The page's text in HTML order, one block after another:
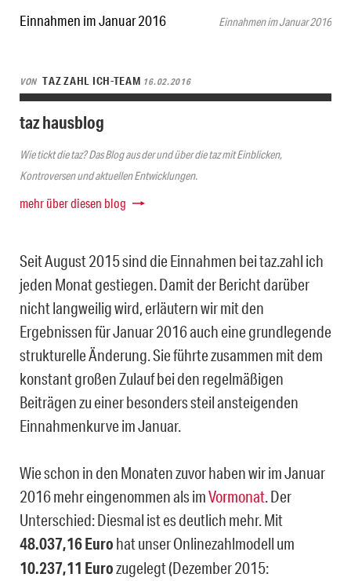
Einnahmen im Januar 2016 Einnahmen im Januar 2016
VON TAZ ZAHL ICH-TEAM 16.02.2016
taz hausblog
Wie tickt die taz? Das Blog aus der und über die taz mit Einblicken,
Kontroversen und aktuellen Entwicklungen.
mehr über diesen blog
Seit August 2015 sind die Einnahmen bei taz.zahl ich
jeden Monat gestiegen. Damit der Bericht darüber
nicht langweilig wird, erläutern wir mit den
Ergebnissen für Januar 2016 auch eine grundlegende
strukturelle Änderung. Sie führte zusammen mit dem
konstant großen Zulauf bei den regelmäßigen
Beiträgen zu einer besonders steil ansteigenden
Einnahmenkurve im Januar.
Wie schon in den Monaten zuvor haben wir im Januar
2016 mehr eingenommen als imVormonat. Der
Unterschied: Diesmal ist es deutlich mehr. Mit
48.037,16 Euro hat unser Onlinezahlmodell um
10.237,11 Eurozugelegt (Dezember 2015: